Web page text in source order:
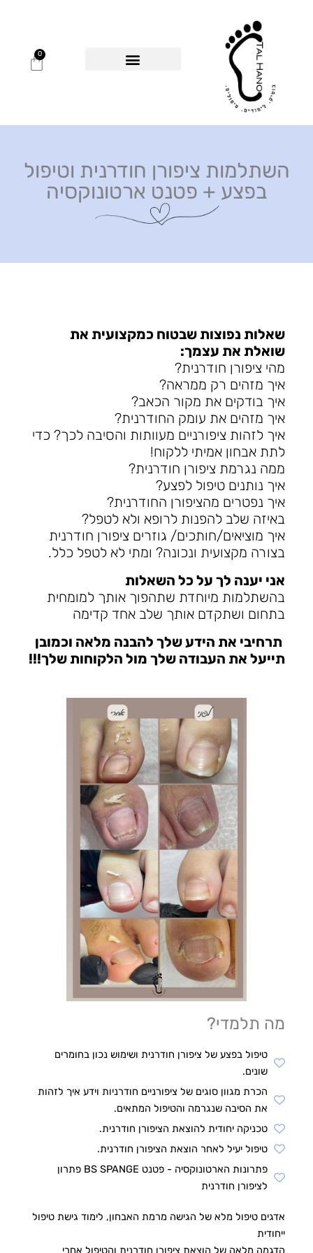
0
עגלת
השתלמות ציפורן חודרנית וטיפול
בפצע + פטנט ארטונוקסיה
שאלות נפוצות שבטוח כמקצועית את
שואלת את עצמך:
מהי ציפורן חודרנית?
איך מזהים רק ממראה?
איך בודקים את מקור הכאב?
איך מזהים את עומק החודרנית?
איך לזהות ציפורניים מעוותות והסיבה לכך? כדי
לתת אבחון אמיתי ללקוח!
ממה נגרמת ציפורן חודרנית?
איך נותנים טיפול לפצע?
איך נפטרים מהציפורן החודרנית?
באיזה שלב להפנות לרופא ולא לטפל?
איך מוציאים/חותכים/ גוזרים ציפורן חודרנית
בצורה מקצועית ונכונה? ומתי לא לטפל כלל.
אני יענה לך על כל השאלות
בהשתלמות מיוחדת שתהפוך אותך למומחית
בתחום ושתקדם אותך שלב אחד קדימה
תרחיבי את הידע שלך להבנה מלאה וכמובן
תייעל את העבודה שלך מול הלקוחות שלך!!!
מה תלמדי?
טיפול בפצע של ציפורן חודרנית ושימוש נכון בחומרים
שונים.
הכרת מגוון סוגים של ציפורניים חודרניות וידע איך לזהות
את הסיבה שנגרמה והטיפול המתאים.
טכניקה יחודית להוצאת הציפורן חודרנית.
טיפול יעיל לאחר הוצאת הציפורן חודרנית.
פתרונות הארטונוקסיה - פטנט BS SPANGE פתרון
לציפורן חודרנית
אדגים טיפול מלא של הגישה מרמת האבחון, לימוד גישת טיפול
ייחודית
הדגמה מלאה של הוצאת ציפורן חודרנית והטיפול אחרי